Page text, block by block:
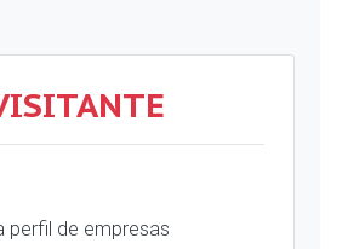
perfil de empresas